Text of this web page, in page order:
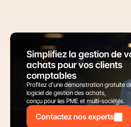
Simplifiez la gestion de
achats pour vos clients
comptables
Profitez d’une démonstration gratuite
logiciel de gestion des achats,
conçu pour les PME et multi-sociétés.
Contactez nos experts